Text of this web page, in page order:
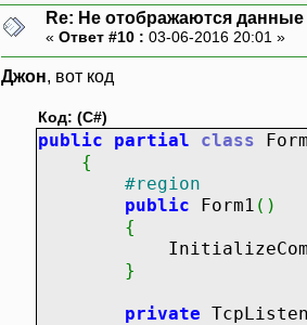
Re: Не отображаются
« Ответ #10 : 03-06-2016 20:01 »
Джон, вот код
Код: (C#)
public partial class
{
#region
public Form1 ( )
{
}
private